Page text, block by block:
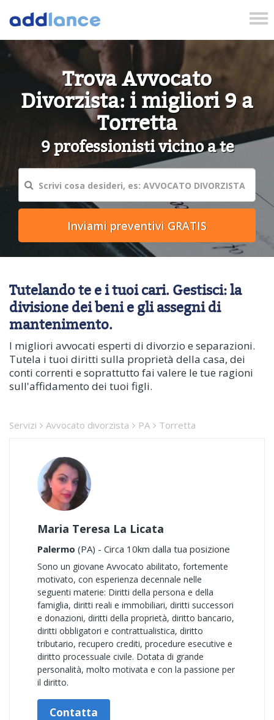
Trova Avvocato
Divorzista: i migliori 9 a
Torretta
9 professionisti vicino a te
Tutelando te e i tuoi cari. Gestisci: la
divisione dei beni e gli assegni di
mantenimento.
I migliori avvocati esperti di divorzio e separazioni.
Tutela i tuoi diritti sulla proprietà della casa, dei
conti correnti e soprattutto fai valere le tue ragioni
sull'affidamento dei tuoi figli.
Servizi Avvocato divorzista PA Torretta
Maria Teresa La Licata
Palermo (PA) - Circa 10km dalla tua posizione
Sono un giovane Avvocato abilitato, fortemente
motivato, con esperienza decennale nelle
seguenti materie: Diritti della persona e della
famiglia, diritti reali e immobiliari, diritti successori
e donazioni, diritti della proprietà, diritto bancario,
diritti obbligatori e contrattualistica, diritto
tributario, recupero crediti, procedure esecutive e
diritto processuale civile. Dotata di grande
personalità, molto motivata e con la passione per
il diritto.
Contatta